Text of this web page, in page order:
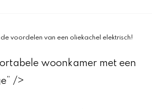
voordelen van een oliekachel elektrisch!
woonkamer met een
/>